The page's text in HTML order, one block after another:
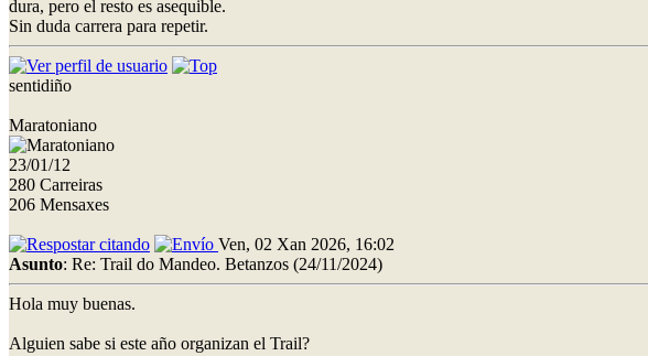
dura, pero el resto es asequible.
Sin duda carrera para repetir.
sentidiño
Maratoniano
23/01/12
280 Carreiras
206 Mensaxes
Ven, 02 Xan 2026, 16:02
Asunto: Re: Trail do Mandeo. Betanzos (24/11/2024)
Hola muy buenas.
Alguien sabe si este año organizan el Trail?